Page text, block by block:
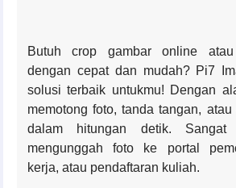
Butuh crop gambar online
dengan cepat dan mudah? Pi7
solusi terbaik untukmu! Dengan
memotong foto, tanda tangan,
dalam hitungan detik. Sangat
mengunggah foto ke portal
kerja, atau pendaftaran kuliah.